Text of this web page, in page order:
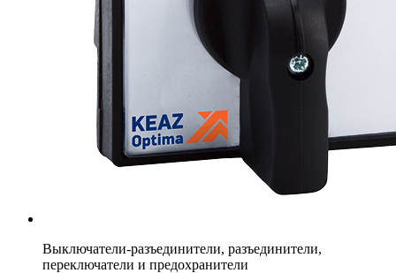
Выключатели-разъединители, разъединители,
переключатели и предохранители